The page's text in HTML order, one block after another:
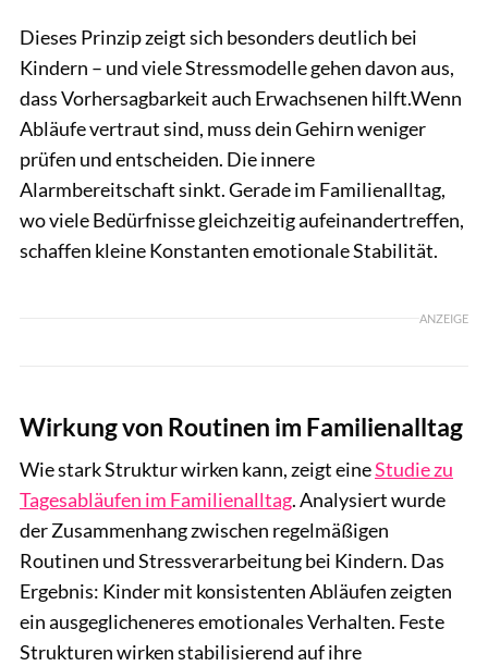
Dieses Prinzip zeigt sich besonders deutlich bei
Kindern – und viele Stressmodelle gehen davon aus,
dass Vorhersagbarkeit auch Erwachsenen hilft.Wenn
Abläufe vertraut sind, muss dein Gehirn weniger
prüfen und entscheiden. Die innere
Alarmbereitschaft sinkt. Gerade im Familienalltag,
wo viele Bedürfnisse gleichzeitig aufeinandertreffen,
schaffen kleine Konstanten emotionale Stabilität.
ANZEIGE
Wirkung von Routinen im Familienalltag
Wie stark Struktur wirken kann, zeigt eineStudie zu
Tagesabläufen im Familienalltag. Analysiert wurde
der Zusammenhang zwischen regelmäßigen
Routinen und Stressverarbeitung bei Kindern. Das
Ergebnis: Kinder mit konsistenten Abläufen zeigten
ein ausgeglicheneres emotionales Verhalten. Feste
Strukturen wirken stabilisierend auf ihre